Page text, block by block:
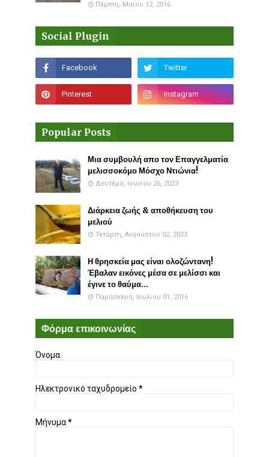
Πέμπτη, Μαΐου 12, 2016
Social Plugin
Popular Posts
Μια συμβουλή απο τον Επαγγελματία
μελισσοκόμο Μόσχο Ντιώνια!
Δευτέρα, Ιουνίου 26, 2023
Διάρκεια ζωής & αποθήκευση του
μελιού
Τετάρτη, Αυγούστου 02, 2023
Η θρησκεία μας είναι ολοζώντανη!
Έβαλαν εικόνες μέσα σε μελίσσι και
έγινε το θαύμα...
Παρασκευή, Ιουλίου 01, 2016
Φόρμα επικοινωνίας
Όνομα
Ηλεκτρονικό ταχυδρομείο *
Μήνυμα*